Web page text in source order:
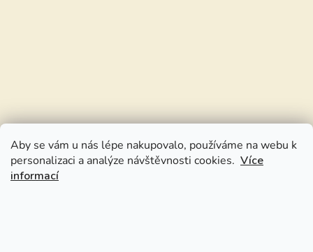
Aby se vám u nás lépe nakupovalo, používáme na webu k
personalizaci a analýze návštěvnosti cookies. Více
informací